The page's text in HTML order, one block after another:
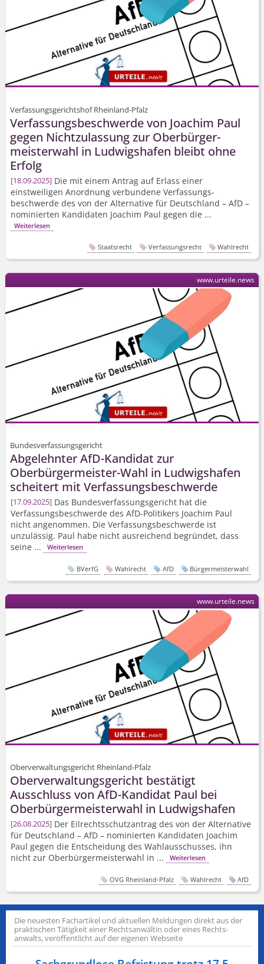
Verfassungsgerichtshof Rheinland-Pfalz
Verfassungs­beschwerde von Joachim Paul
gegen Nichtzulassung zur Oberbürger­
meisterwahl in Ludwigshafen bleibt ohne
Erfolg
18.09.2025 Die mit einem Antrag auf Erlass einer
einstweiligen Anordnung verbundene Verfassungs­
beschwerde des von der Alternative für Deutschland – AfD –
nominierten Kandidaten Joachim Paul gegen die ...
Weiterlesen
Staatsrecht Verfassungsrecht Wahlrecht
Bundesverfassungsgericht
Abgelehnter AfD-Kandidat zur
Oberbürgermeister-Wahl in Ludwigshafen
scheitert mit Verfassungs­beschwerde
17.09.2025 Das Bundesver­fassungsgericht hat die
Verfassungs­beschwerde des AfD-Politikers Joachim Paul
nicht angenommen. Die Verfassungs­beschwerde ist
unzulässig. Paul habe nicht ausreichend begründet, dass
seine ...
Weiterlesen
www.urteile.news
BVerfG Wahlrecht AfD Bürgermeisterwahl
Oberverwaltungsgericht Rheinland-Pfalz
Oberverwal­tungsgericht bestätigt
Ausschluss von AfD-Kandidat Paul bei
Oberbürger­meisterwahl in Ludwigshafen
26.08.2025 Der Eilrechts­schutzantrag des von der Alternative
für Deutschland – AfD – nominierten Kandidaten Joachim
Paul gegen die Entscheidung des Wahlausschusses, ihn
nicht zur Oberbürger­meisterwahl in ...
Weiterlesen
www.urteile.news
OVG Rheinland-Pfalz Wahlrecht AfD
Die neuesten Fachartikel und aktuellen Meldungen direkt aus der
praktischen Tätigkeit einer Rechts­anwältin oder eines Rechts­
anwalts, veröffentlicht auf der eigenen Webseite